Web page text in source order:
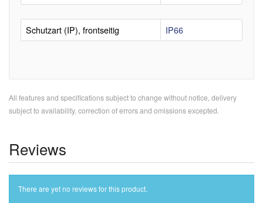
Schutzart (IP), frontseitig IP66
All features and specifications subject to change without notice, delivery
subject to availability, correction of errors and omissions excepted.
Reviews
There are yet no reviews for this product.